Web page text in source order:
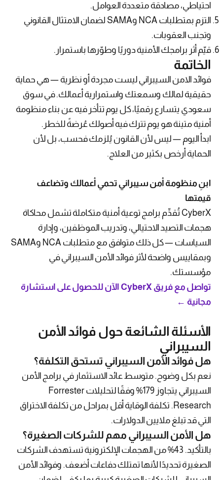
احتياطي، مصادقة متعددة العوامل.
التزم بمتطلبات NCA وSAMA لضمان الامتثال القانوني
وتجنب العقوبات.
قيّم أثر برامجك الأمنية دوريًا وطوّرها باستمرار.
الخاتمة
فوائد الامن السيبراني ليست مجردة أو نظرية — هي حماية
حقيقية لمالك وسمعتك واستمرارية أعمالك. في سوق
سعودي يتسارع رقميًا، كل يوم تتأخر فيه عن بناء منظومة
أمنية متينة هو يوم تترك فيه أصولك عُرضةً للخطر.
ابدأ اليوم — ليس لأن القانون يُلزمك فحسب، بل لأن
الحماية أرخص بكثير من العلاج.
ابنِ منظومة أمن سيبراني تحمي أعمالك وتضاعف
قيمتها
CyberX تُقدِّم برامج توعية أمنية متكاملة تشمل محاكاة
هجمات التصيد الاحتيالي، وتدريب الموظفين، وإدارة
السياسات — كل ذلك متوافق مع متطلبات NCA وSAMA
وبمقاييس واضحة لأثر فوائد الأمن السيبراني في
مؤسستك.
تواصل مع فريق CyberX الآن للحصول على استشارة
مجانية ←
الأسئلة الشائعة حول فوائد الأمن
السيبراني
هل فوائد الأمن السيبراني تستحق التكلفة؟
نعم بكل وضوح. متوسط عائد الاستثمار في برامج الأمن
السيبراني يتجاوز 179% وفقًا لتحليلات Forrester
Research. تكلفة الوقاية أقل بمراحل من تكلفة الاختراق
التي قد تبلغ ملايين الدولارات.
هل الأمن السيبراني مهم للشركات الصغيرة؟
بالتأكيد. 43% من الهجمات الإلكترونية تستهدف الشركات
الصغيرة تحديدًا لأنها تمتلك دفاعات أضعف. وفوائد الأمن